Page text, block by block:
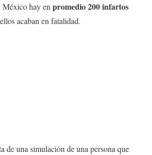
México hay enpromedio 200 infartos
acaban en fatalidad.
de una simulación de una persona que